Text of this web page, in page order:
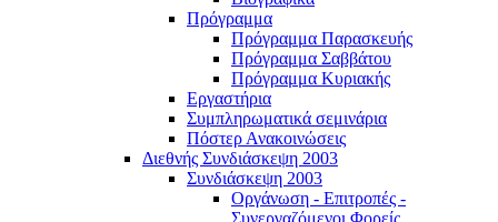
Πρόγραμμα
Πρόγραμμα Παρασκευής
Πρόγραμμα Σαββάτου
Πρόγραμμα Κυριακής
Εργαστήρια
Συμπληρωματικά σεμινάρια
Πόστερ Ανακοινώσεις
Διεθνής Συνδιάσκεψη 2003
Συνδιάσκεψη 2003
Οργάνωση - Επιτροπές -
Συνεργαζόμενοι Φορείς